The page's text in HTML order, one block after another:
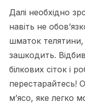
Далі необхідно
навіть не
шматок
зашкодить.
білкових сіток і
перестарайтесь!
м’ясо, яке легко